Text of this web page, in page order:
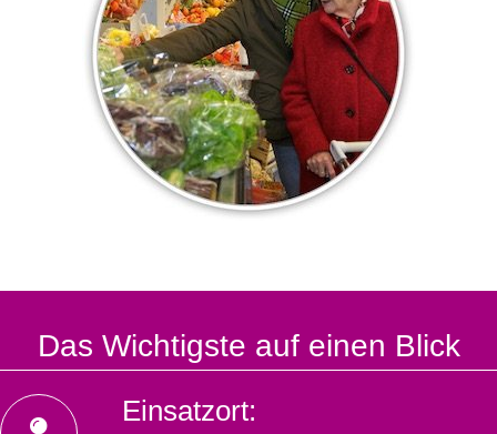
Das Wichtigste auf einen Blick
Einsatzort: